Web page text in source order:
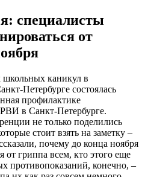
специалисты
от
школьных каникул в
Петербурге состоялась
профилактике
в Санкт-Петербурге.
не только поделились
стоит взять на заметку –
почему до конца ноября
от гриппа всем, кто этого еще
противопоказаний, конечно, –